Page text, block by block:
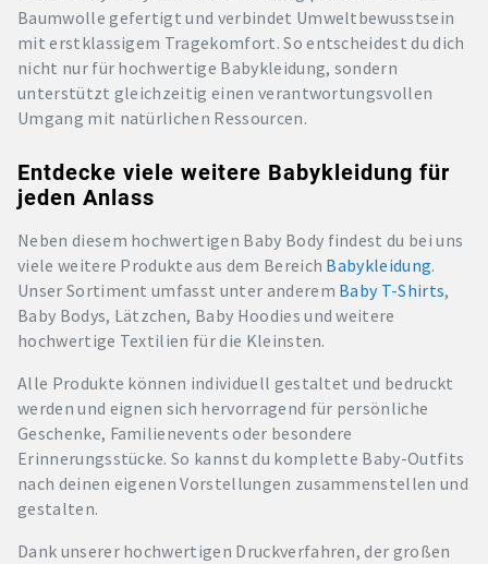
Baumwolle gefertigt und verbindet Umweltbewusstsein
mit erstklassigem Tragekomfort. So entscheidest du dich
nicht nur für hochwertige Babykleidung, sondern
unterstützt gleichzeitig einen verantwortungsvollen
Umgang mit natürlichen Ressourcen.
Entdecke viele weitere Babykleidung für
jeden Anlass
Neben diesem hochwertigen Baby Body findest du bei uns
viele weitere Produkte aus dem Bereich Babykleidung.
Unser Sortiment umfasst unter anderem Baby T-Shirts,
Baby Bodys, Lätzchen, Baby Hoodies und weitere
hochwertige Textilien für die Kleinsten.
Alle Produkte können individuell gestaltet und bedruckt
werden und eignen sich hervorragend für persönliche
Geschenke, Familienevents oder besondere
Erinnerungsstücke. So kannst du komplette Baby-Outfits
nach deinen eigenen Vorstellungen zusammenstellen und
gestalten.
Dank unserer hochwertigen Druckverfahren, der großen